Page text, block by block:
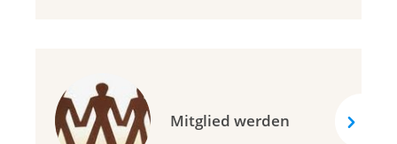
Mitglied werden